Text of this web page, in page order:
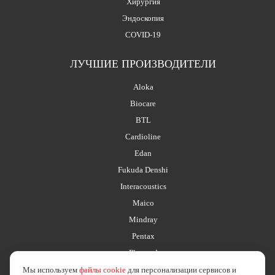
Эндоскопия
COVID-19
ЛУЧШИЕ ПРОИЗВОДИТЕЛИ
Aloka
Biocare
BTL
Cardioline
Edan
Fukuda Denshi
Interacoustics
Maico
Mindray
Pentax
Planmed
Мы используем файлы cookie для персонализации сервисов и